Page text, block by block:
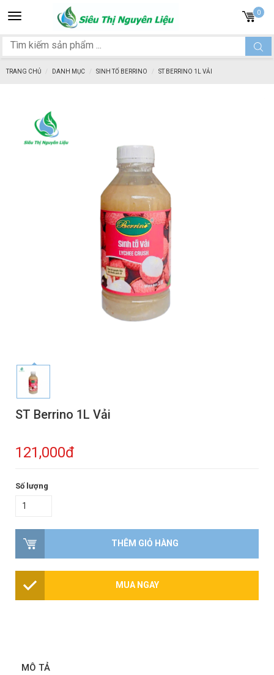
Toggle
navigation
0
TRANG CHỦ DANH MỤC SINH TỐ BERRINO ST BERRINO 1L VẢI
ST Berrino 1L Vải
121,000đ
Số lượng
THÊM GIỎ HÀNG
MUA NGAY
MÔ TẢ